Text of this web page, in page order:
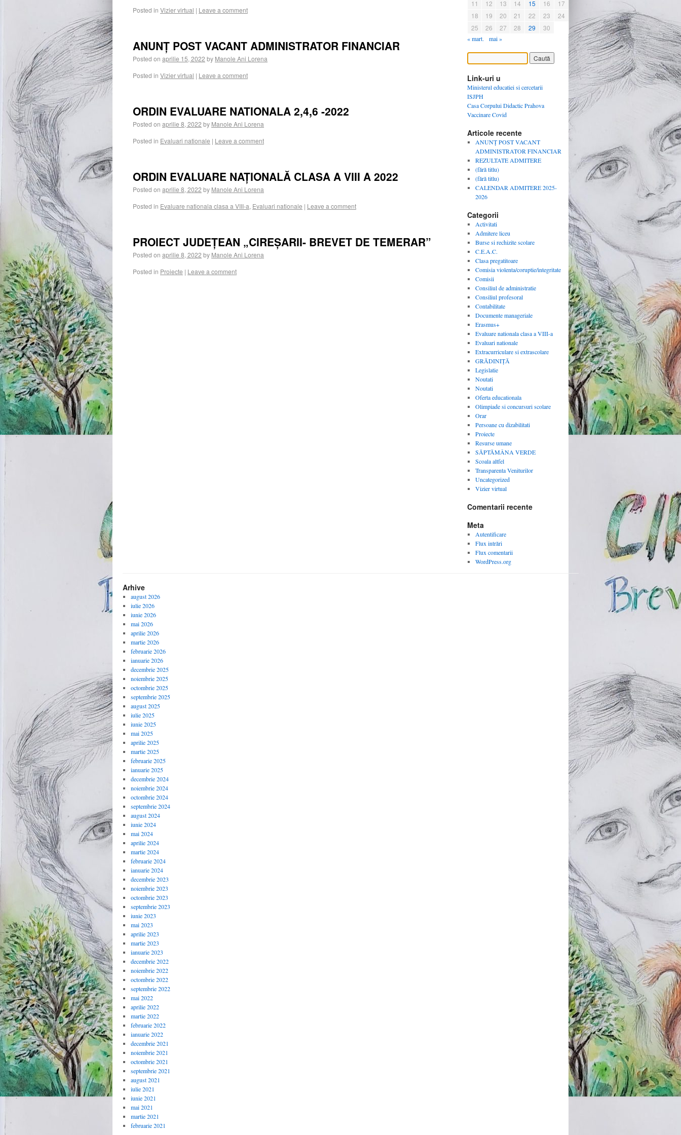
Posted in Vizier virtual | Leave a comment
ANUNȚ POST VACANT ADMINISTRATOR FINANCIAR
Posted on aprilie 15, 2022 by Manole Ani Lorena
Posted in Vizier virtual | Leave a comment
ORDIN EVALUARE NATIONALA 2,4,6 -2022
Posted on aprilie 8, 2022 by Manole Ani Lorena
Posted in Evaluari nationale | Leave a comment
ORDIN EVALUARE NAȚIONALĂ CLASA A VIII A 2022
Posted on aprilie 8, 2022 by Manole Ani Lorena
Posted in Evaluare nationala clasa a VIII-a, Evaluari nationale | Leave a comment
PROIECT JUDEȚEAN „CIREȘARII- BREVET DE TEMERAR”
Posted on aprilie 8, 2022 by Manole Ani Lorena
Posted in Proiecte | Leave a comment
11
12 13 14 15 16
17
18
19 20 21 22 23
24
25
26 27 28 29 30
« mart. mai »
Link-uri u
Ministerul educatiei si cercetarii
ISJPH
Casa Corpului Didactic Prahova
Vaccinare Covid
Articole recente
ANUNȚ POST VACANT
ADMINISTRATOR FINANCIAR
REZULTATE ADMITERE
(fără titlu)
(fără titlu)
CALENDAR ADMITERE 2025-
2026
Categorii
Activitati
Admitere liceu
Burse si rechizite scolare
C.E.A.C.
Clasa pregatitoare
Comisia violenta/coruptie/integritate
Comisii
Consiliul de administratie
Consiliul profesoral
Contabilitate
Documente manageriale
Erasmus+
Evaluare nationala clasa a VIII-a
Evaluari nationale
Extracurriculare si extrascolare
GRĂDINIȚĂ
Legislatie
Noutati
Noutati
Oferta educationala
Olimpiade si concursuri scolare
Orar
Persoane cu dizabilitati
Proiecte
Resurse umane
SĂPTĂMÂNA VERDE
Scoala altfel
Transparenta Veniturilor
Uncategorized
Vizier virtual
Comentarii recente
Meta
Autentificare
Flux intrări
Flux comentarii
WordPress.org
Arhive
august 2026
iulie 2026
iunie 2026
mai 2026
aprilie 2026
martie 2026
februarie 2026
ianuarie 2026
decembrie 2025
noiembrie 2025
octombrie 2025
septembrie 2025
august 2025
iulie 2025
iunie 2025
mai 2025
aprilie 2025
martie 2025
februarie 2025
ianuarie 2025
decembrie 2024
noiembrie 2024
octombrie 2024
septembrie 2024
august 2024
iunie 2024
mai 2024
aprilie 2024
martie 2024
februarie 2024
ianuarie 2024
decembrie 2023
noiembrie 2023
octombrie 2023
septembrie 2023
iunie 2023
mai 2023
aprilie 2023
martie 2023
ianuarie 2023
decembrie 2022
noiembrie 2022
octombrie 2022
septembrie 2022
mai 2022
aprilie 2022
martie 2022
februarie 2022
ianuarie 2022
decembrie 2021
noiembrie 2021
octombrie 2021
septembrie 2021
august 2021
iulie 2021
iunie 2021
mai 2021
martie 2021
februarie 2021